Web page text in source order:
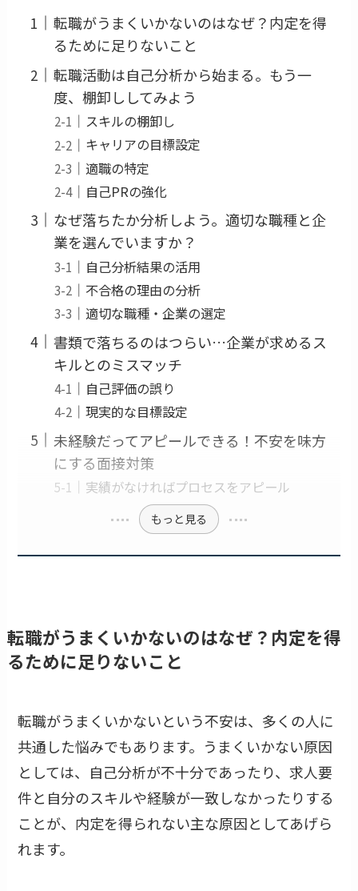
転職がうまくいかないのはなぜ？内定を得
るために足りないこと
転職活動は自己分析から始まる。もう一
度、棚卸ししてみよう
スキルの棚卸し
キャリアの目標設定
適職の特定
自己PRの強化
なぜ落ちたか分析しよう。適切な職種と企
業を選んでいますか？
自己分析結果の活用
不合格の理由の分析
適切な職種・企業の選定
書類で落ちるのはつらい…企業が求めるス
キルとのミスマッチ
自己評価の誤り
現実的な目標設定
未経験だってアピールできる！不安を味方
にする面接対策
実績がなければプロセスをアピール
もっと見る
転職がうまくいかないのはなぜ？内定を得
るために足りないこと
転職がうまくいかないという不安は、多くの人に
共通した悩みでもあります。うまくいかない原因
としては、自己分析が不十分であったり、求人要
件と自分のスキルや経験が一致しなかったりする
ことが、内定を得られない主な原因としてあげら
れます。